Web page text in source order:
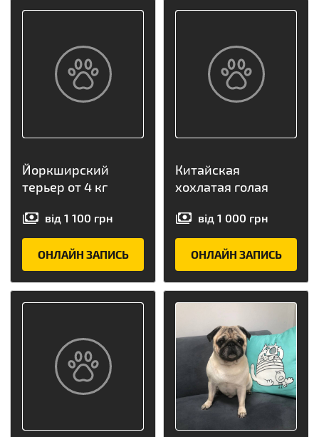
Йоркширский
терьер от 4 кг
від 1 100 грн
ОНЛАЙН ЗАПИСЬ
Китайская
хохлатая голая
від 1 000 грн
ОНЛАЙН ЗАПИСЬ